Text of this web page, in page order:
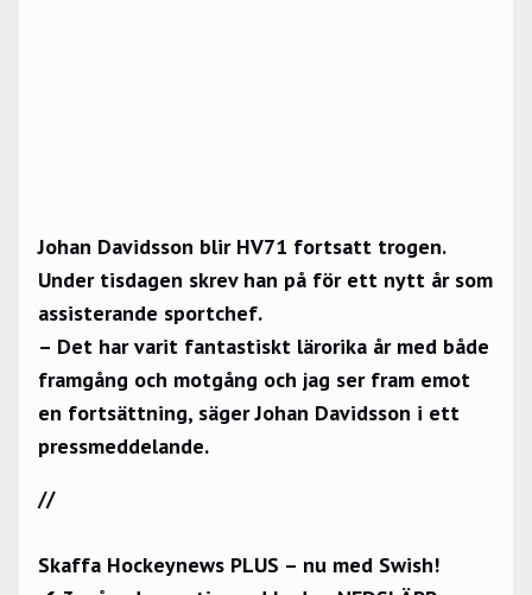
Johan Davidsson blir HV71 fortsatt trogen.
Under tisdagen skrev han på för ett nytt år som
assisterande sportchef.
– Det har varit fantastiskt lärorika år med både
framgång och motgång och jag ser fram emot
en fortsättning, säger Johan Davidsson i ett
pressmeddelande.
//
Skaffa Hockeynews PLUS – nu med Swish!